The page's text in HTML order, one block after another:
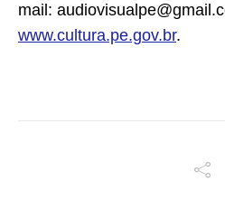
mail:
www.cultura.pe.gov.br.